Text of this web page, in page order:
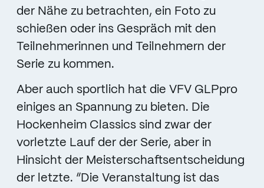
der Nähe zu betrachten, ein Foto zu
schießen oder ins Gespräch mit den
Teilnehmerinnen und Teilnehmern der
Serie zu kommen.
Aber auch sportlich hat die VFV GLPpro
einiges an Spannung zu bieten. Die
Hockenheim Classics sind zwar der
vorletzte Lauf der der Serie, aber in
Hinsicht der Meisterschaftsentscheidung
der letzte. “Die Veranstaltung ist das